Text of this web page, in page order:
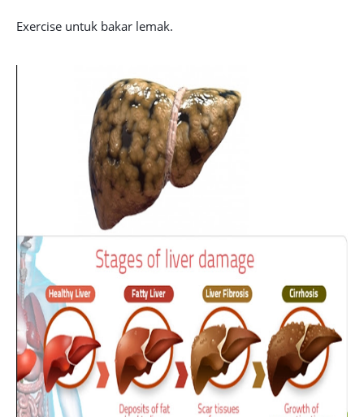
Exercise untuk bakar lemak.